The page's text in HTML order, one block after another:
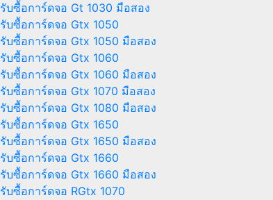
รับซื้อการ์ดจอ Gt 1030 มือสอง
รับซื้อการ์ดจอ Gtx 1050
รับซื้อการ์ดจอ Gtx 1050 มือสอง
รับซื้อการ์ดจอ Gtx 1060
รับซื้อการ์ดจอ Gtx 1060 มือสอง
รับซื้อการ์ดจอ Gtx 1070 มือสอง
รับซื้อการ์ดจอ Gtx 1080 มือสอง
รับซื้อการ์ดจอ Gtx 1650
รับซื้อการ์ดจอ Gtx 1650 มือสอง
รับซื้อการ์ดจอ Gtx 1660
รับซื้อการ์ดจอ Gtx 1660 มือสอง
รับซื้อการ์ดจอ RGtx 1070